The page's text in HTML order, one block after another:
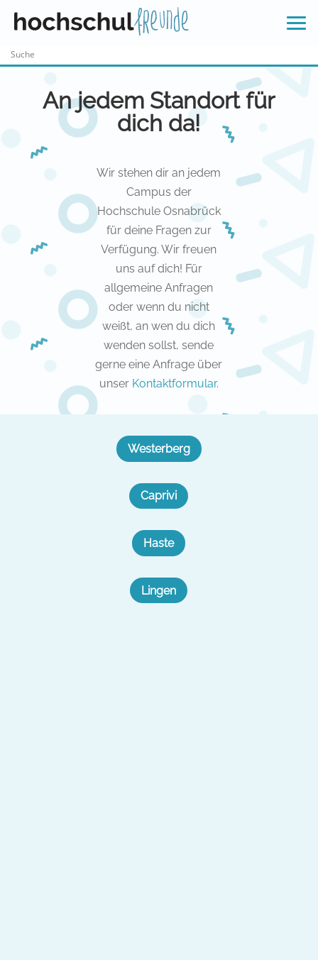
An jedem Standort für
dich da!
Wir stehen dir an jedem
Campus der
Hochschule Osnabrück
für deine Fragen zur
Verfügung. Wir freuen
uns auf dich! Für
allgemeine Anfragen
oder wenn du nicht
weißt, an wen du dich
wenden sollst, sende
gerne eine Anfrage über
unser Kontaktformular.
Westerberg
Caprivi
Haste
Lingen